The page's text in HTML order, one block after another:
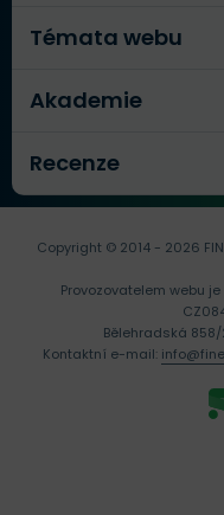
Témata webu
Akademie
Recenze
Copyright © 2014 - 2026
Provozovatelem webu je
Bělehradská
Kontaktní e-mail: